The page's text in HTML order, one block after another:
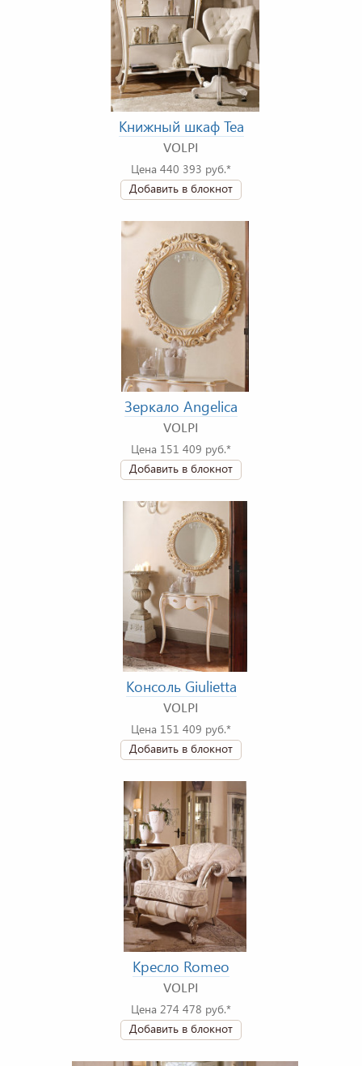
Книжный шкаф Tea
VOLPI
Цена 440 393 руб.*
Добавить в блокнот
Зеркало Angelica
VOLPI
Цена 151 409 руб.*
Добавить в блокнот
Консоль Giulietta
VOLPI
Цена 151 409 руб.*
Добавить в блокнот
Кресло Romeo
VOLPI
Цена 274 478 руб.*
Добавить в блокнот